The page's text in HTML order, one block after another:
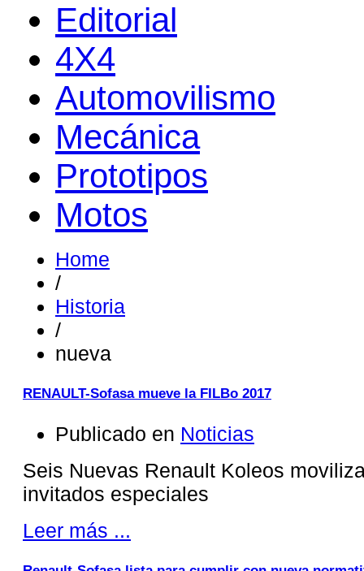
Editorial
4X4
Automovilismo
Mecánica
Prototipos
Motos
Home
/
Historia
/
nueva
RENAULT-Sofasa mueve la FILBo 2017
Publicado en Noticias
Seis Nuevas Renault Koleos
invitados especiales
Leer más ...